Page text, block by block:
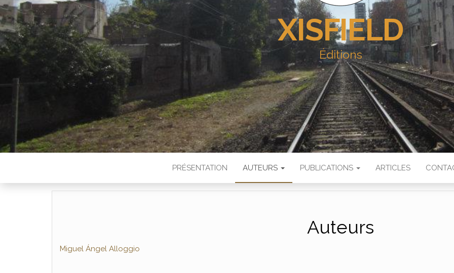
XISFIELD
Éditions
PRÉSENTATION AUTEURS PUBLICATIONS ARTICLES
Auteurs
Miguel Ángel Alloggio